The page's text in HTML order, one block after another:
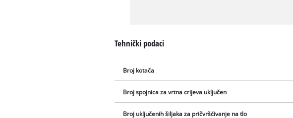
Tehnički podaci
Broj kotača
Broj spojnica za vrtna crijeva uključen
Broj uključenih šiljaka za pričvršćivanje na tlo